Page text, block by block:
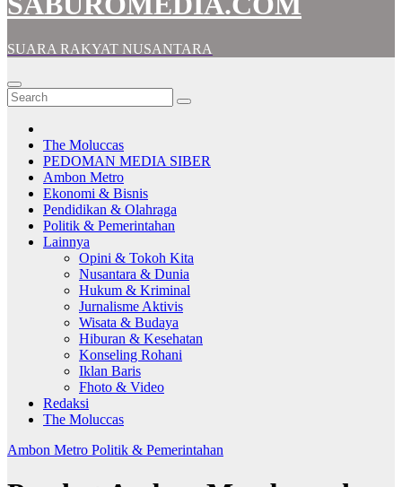
SUARA RAKYAT NUSANTARA
The Moluccas
PEDOMAN MEDIA SIBER
Ambon Metro
Ekonomi & Bisnis
Pendidikan & Olahraga
Politik & Pemerintahan
Lainnya
Opini & Tokoh Kita
Nusantara & Dunia
Hukum & Kriminal
Jurnalisme Aktivis
Wisata & Budaya
Hiburan & Kesehatan
Konseling Rohani
Iklan Baris
Fhoto & Video
Redaksi
The Moluccas
Ambon Metro Politik & Pemerintahan